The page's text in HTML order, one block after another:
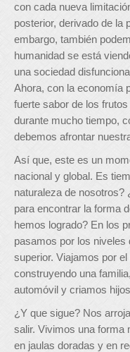
con cada nueva
posterior, derivado de la
embargo, también
humanidad se está
una sociedad
Ahora, con la economía
fuerte sabor de los
durante mucho tiempo,
debemos afrontar
Así que, este es un
nacional y global. Es
naturaleza de nosotros?
para encontrar la forma
hemos logrado? En los
pasamos por los
superior. Viajamos por
construyendo una
automóvil y criamos
¿Y que sigue? Nos
salir. Vivimos una forma
en jaulas doradas y en